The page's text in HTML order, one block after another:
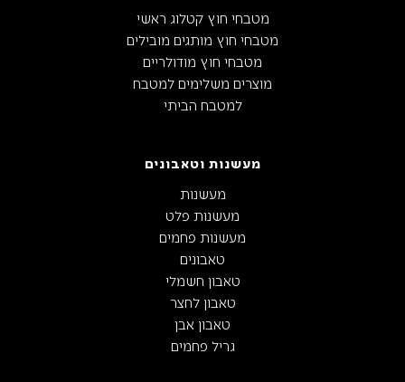
מטבחי חוץ קטלוג ראשי
מטבחי חוץ מותגים מובילים
מטבחי חוץ מודולריים
מוצרים משלימים למטבח
למטבח הביתי
מעשנות וטאבונים
מעשנות
מעשנות פלט
מעשנות פחמים
טאבונים
טאבון חשמלי
טאבון לחצר
טאבון אבן
גריל פחמים